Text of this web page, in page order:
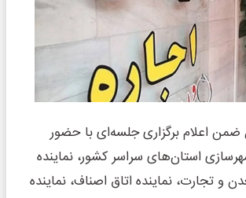
ضمن اعلام برگزاری جلسه‌ای با حضور
استان‌های سراسر کشور، نماینده
و تجارت، نماینده اتاق اصناف، نماینده